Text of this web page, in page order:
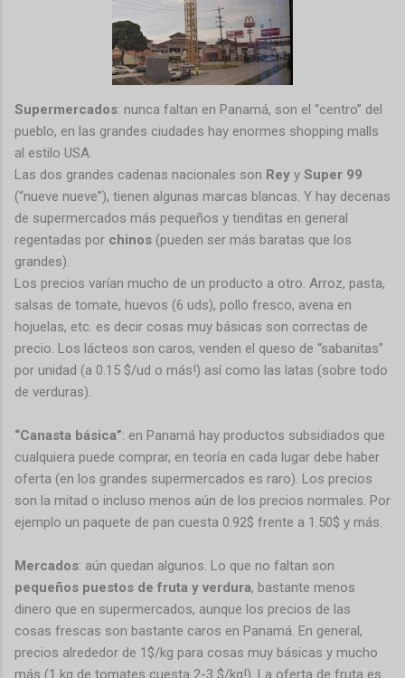
Supermercados: nunca faltan en Panamá, son el “centro” del
pueblo, en las grandes ciudades hay enormes shopping malls
al estilo USA.
Las dos grandes cadenas nacionales son Rey y Super 99
(“nueve nueve”), tienen algunas marcas blancas. Y hay decenas
de supermercados más pequeños y tienditas en general
regentadas por chinos (pueden ser más baratas que los
grandes).
Los precios varían mucho de un producto a otro. Arroz, pasta,
salsas de tomate, huevos (6 uds), pollo fresco, avena en
hojuelas, etc. es decir cosas muy básicas son correctas de
precio. Los lácteos son caros, venden el queso de “sabanitas”
por unidad (a 0.15 $/ud o más!) así como las latas (sobre todo
de verduras).
“Canasta básica”: en Panamá hay productos subsidiados que
cualquiera puede comprar, en teoría en cada lugar debe haber
oferta (en los grandes supermercados es raro). Los precios
son la mitad o incluso menos aún de los precios normales. Por
ejemplo un paquete de pan cuesta 0.92$ frente a 1.50$ y más.
Mercados: aún quedan algunos. Lo que no faltan son
pequeños puestos de fruta y verdura, bastante menos
dinero que en supermercados, aunque los precios de las
cosas frescas son bastante caros en Panamá. En general,
precios alrededor de 1$/kg para cosas muy básicas y mucho
más (1 kg de tomates cuesta 2-3 $/kg!). La oferta de fruta es